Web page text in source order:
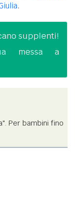
.
supplenti!
messa a
Per bambini fino